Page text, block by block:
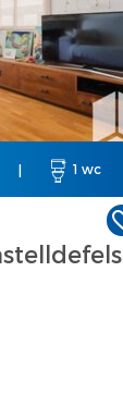
| 1 wc